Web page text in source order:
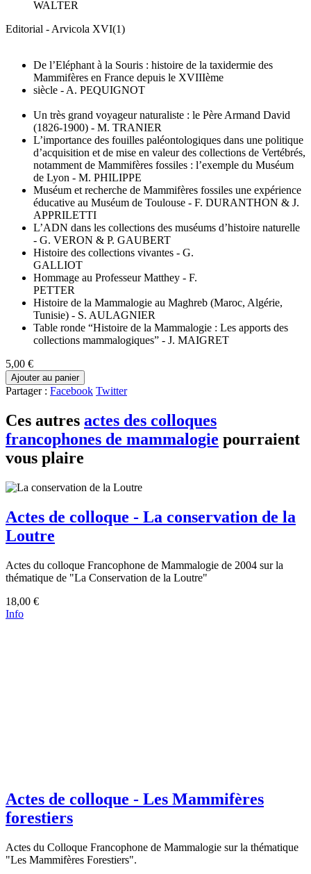
WALTER
Editorial - Arvicola XVI(1)
De l’Eléphant à la Souris : histoire de la taxidermie des
Mammifères en France depuis le XVIIIème
siècle - A. PEQUIGNOT
Un très grand voyageur naturaliste : le Père Armand David
(1826-1900) - M. TRANIER
L’importance des fouilles paléontologiques dans une politique
d’acquisition et de mise en valeur des collections de Vertébrés,
notamment de Mammifères fossiles : l’exemple du Muséum
de Lyon - M. PHILIPPE
Muséum et recherche de Mammifères fossiles une expérience
éducative au Muséum de Toulouse - F. DURANTHON & J.
APPRILETTI
L’ADN dans les collections des muséums d’histoire naturelle
- G. VERON & P. GAUBERT
Histoire des collections vivantes - G.
GALLIOT
Hommage au Professeur Matthey - F.
PETTER
Histoire de la Mammalogie au Maghreb (Maroc, Algérie,
Tunisie) - S. AULAGNIER
Table ronde “Histoire de la Mammalogie : Les apports des
collections mammalogiques” - J. MAIGRET
5,00 €
Ajouter au panier
Partager : Facebook Twitter
Ces autres actes des colloques
francophones de mammalogie pourraient
vous plaire
Actes de colloque - La conservation de la
Loutre
Actes du colloque Francophone de Mammalogie de 2004 sur la
thématique de "La Conservation de la Loutre"
18,00 €
Info
Actes de colloque - Les Mammifères
forestiers
Actes du Colloque Francophone de Mammalogie sur la thématique
"Les Mammifères Forestiers".